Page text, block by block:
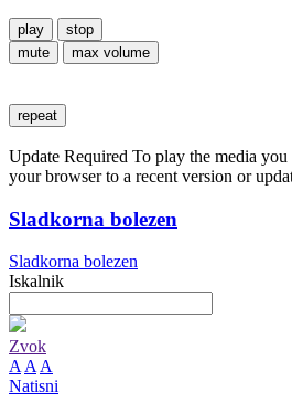
play
stop
mute
max volume
repeat
Update Required To play the media
your browser to a recent version or
Sladkorna bolezen
Sladkorna bolezen
Iskalnik
Zvok
AAA
Natisni